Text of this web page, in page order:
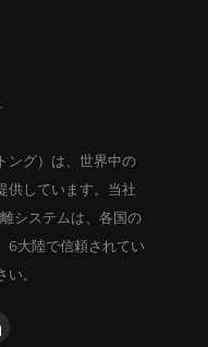
ング）は、世界中の
供しています。当社
システムは、各国の
6大陸で信頼されてい
。